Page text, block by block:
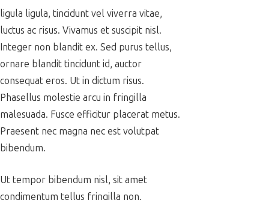
ligula ligula, tincidunt vel viverra vitae,
luctus ac risus. Vivamus et suscipit nisl.
Integer non blandit ex. Sed purus tellus,
ornare blandit tincidunt id, auctor
consequat eros. Ut in dictum risus.
Phasellus molestie arcu in fringilla
malesuada. Fusce efficitur placerat metus.
Praesent nec magna nec est volutpat
bibendum.
Ut tempor bibendum nisl, sit amet
condimentum tellus fringilla non.